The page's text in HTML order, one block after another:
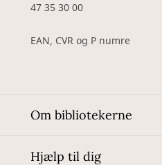
47 35 30 00
EAN, CVR og P numre
Om bibliotekerne
Hjælp til dig